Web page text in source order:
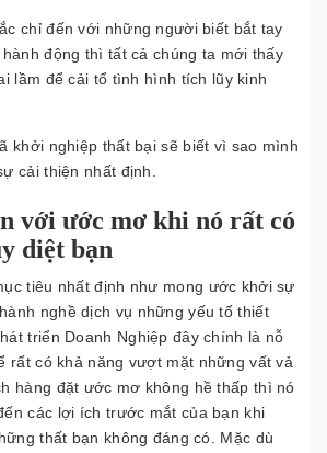
chỉ đến với những người biết bắt tay
động thì tất cả chúng ta mới thấy
lầm để cải tổ tình hình tích lũy kinh
khởi nghiệp thất bại sẽ biết vì sao mình
cải thiện nhất định.
với ước mơ khi nó rất có
diệt bạn
tiêu nhất định như mong ước khởi sự
nghề dịch vụ những yếu tố thiết
triển Doanh Nghiệp đây chính là nỗ
rất có khả năng vượt mặt những vất vả
hàng đặt ước mơ không hề thấp thì nó
các lợi ích trước mắt của bạn khi
thất bạn không đáng có. Mặc dù